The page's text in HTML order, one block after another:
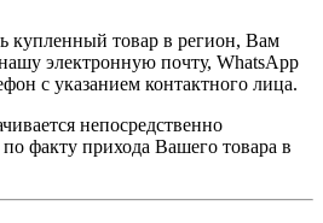
купленный товар в регион, Вам
электронную почту, WhatsApp
с указанием контактного лица.
непосредственно
факту прихода Вашего товара в